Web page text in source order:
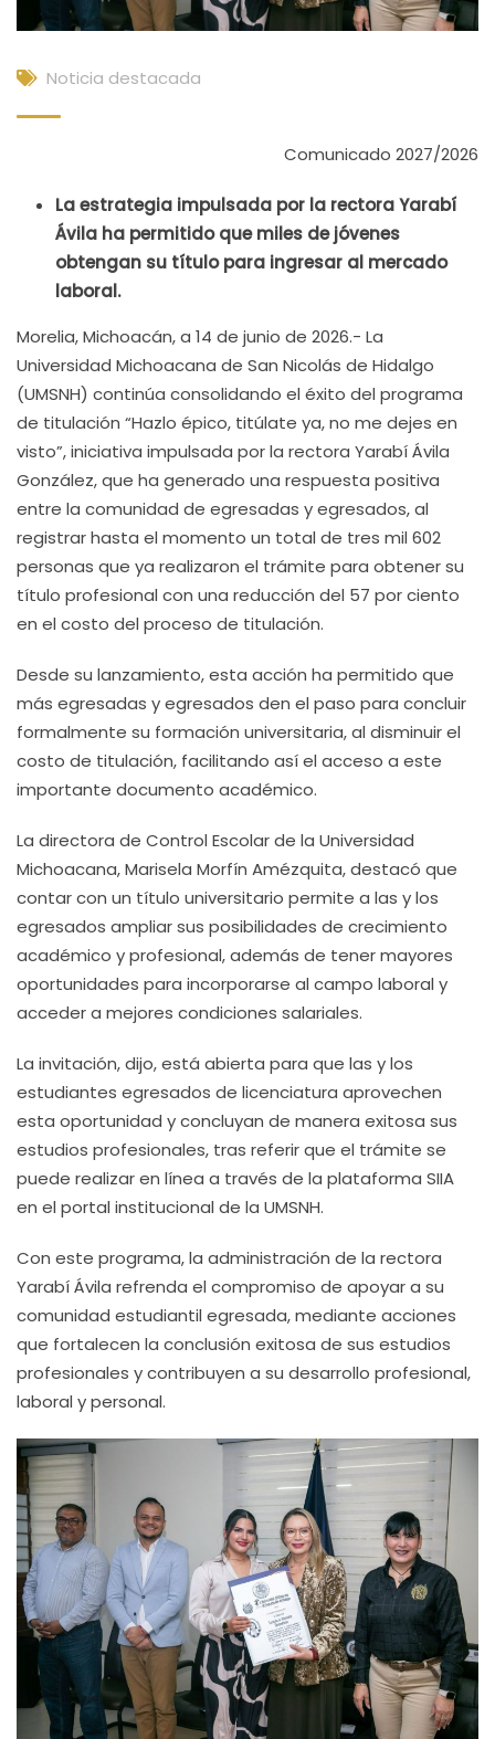
Noticia destacada
Comunicado 2027/2026
La estrategia impulsada por la rectora Yarabí
Ávila ha permitido que miles de jóvenes
obtengan su título para ingresar al mercado
laboral.
Morelia, Michoacán, a 14 de junio de 2026.- La
Universidad Michoacana de San Nicolás de Hidalgo
(UMSNH) continúa consolidando el éxito del programa
de titulación “Hazlo épico, titúlate ya, no me dejes en
visto”, iniciativa impulsada por la rectora Yarabí Ávila
González, que ha generado una respuesta positiva
entre la comunidad de egresadas y egresados, al
registrar hasta el momento un total de tres mil 602
personas que ya realizaron el trámite para obtener su
título profesional con una reducción del 57 por ciento
en el costo del proceso de titulación.
Desde su lanzamiento, esta acción ha permitido que
más egresadas y egresados den el paso para concluir
formalmente su formación universitaria, al disminuir el
costo de titulación, facilitando así el acceso a este
importante documento académico.
La directora de Control Escolar de la Universidad
Michoacana, Marisela Morfín Amézquita, destacó que
contar con un título universitario permite a las y los
egresados ampliar sus posibilidades de crecimiento
académico y profesional, además de tener mayores
oportunidades para incorporarse al campo laboral y
acceder a mejores condiciones salariales.
La invitación, dijo, está abierta para que las y los
estudiantes egresados de licenciatura aprovechen
esta oportunidad y concluyan de manera exitosa sus
estudios profesionales, tras referir que el trámite se
puede realizar en línea a través de la plataforma SIIA
en el portal institucional de la UMSNH.
Con este programa, la administración de la rectora
Yarabí Ávila refrenda el compromiso de apoyar a su
comunidad estudiantil egresada, mediante acciones
que fortalecen la conclusión exitosa de sus estudios
profesionales y contribuyen a su desarrollo profesional,
laboral y personal.